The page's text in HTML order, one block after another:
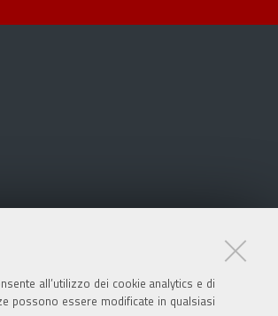
all’utilizzo dei cookie analytics e di
possono essere modificate in qualsiasi